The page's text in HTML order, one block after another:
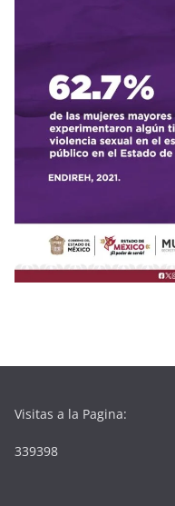
Visitas a la Pagina:
339398